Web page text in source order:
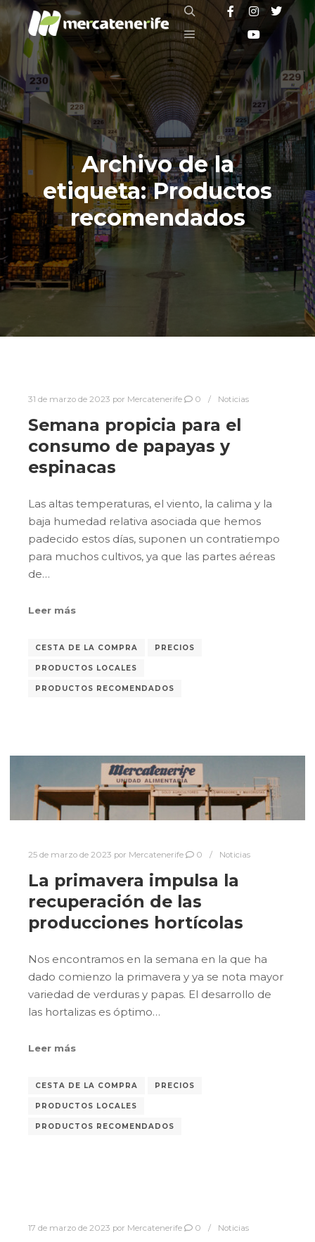
Buscar
Menú principal
Archivo de la
etiqueta:Productos
recomendados
31 de marzo de 2023 por Mercatenerife 0 Noticias
Semana propicia para el
consumo de papayas y
espinacas
Las altas temperaturas, el viento, la calima y la
baja humedad relativa asociada que hemos
padecido estos días, suponen un contratiempo
para muchos cultivos, ya que las partes aéreas
de…
Leer más
CESTA DE LA COMPRA PRECIOS
PRODUCTOS LOCALES
PRODUCTOS RECOMENDADOS
25 de marzo de 2023 por Mercatenerife 0 Noticias
La primavera impulsa la
recuperación de las
producciones hortícolas
Nos encontramos en la semana en la que ha
dado comienzo la primavera y ya se nota mayor
variedad de verduras y papas. El desarrollo de
las hortalizas es óptimo…
Leer más
CESTA DE LA COMPRA PRECIOS
PRODUCTOS LOCALES
PRODUCTOS RECOMENDADOS
17 de marzo de 2023 por Mercatenerife 0 Noticias